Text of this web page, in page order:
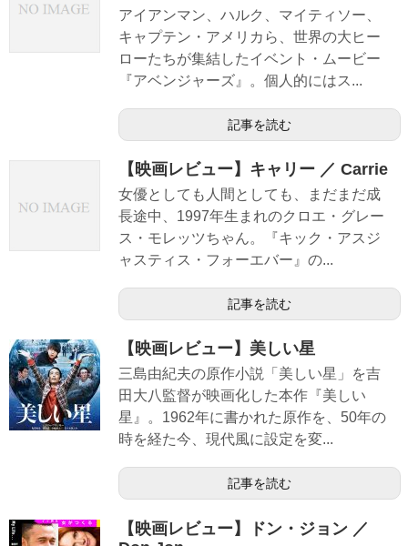
アイアンマン、ハルク、マイティソー、
キャプテン・アメリカら、世界の大ヒー
ローたちが集結したイベント・ムービー
『アベンジャーズ』。個人的にはス...
記事を読む
【映画レビュー】キャリー ／ Carrie
女優としても人間としても、まだまだ成
長途中、1997年生まれのクロエ・グレー
ス・モレッツちゃん。『キック・アスジ
ャスティス・フォーエバー』の...
記事を読む
【映画レビュー】美しい星
三島由紀夫の原作小説「美しい星」を吉
田大八監督が映画化した本作『美しい
星』。1962年に書かれた原作を、50年の
時を経た今、現代風に設定を変...
記事を読む
【映画レビュー】ドン・ジョン ／